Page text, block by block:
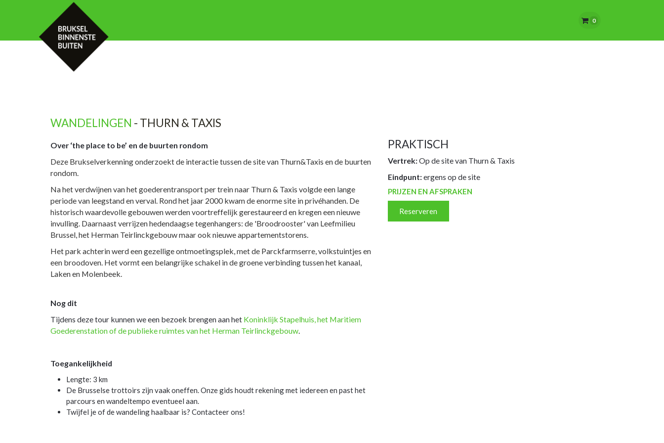
GESCHENKBONNEN0
WANDELINGEN - THURN & TAXIS
Over ‘the place to be’ en de buurten rondom
Deze Brukselverkenning onderzoekt de interactie tussen de site van Thurn&Taxis en de buurten
rondom.
Na het verdwijnen van het goederentransport per trein naar Thurn & Taxis volgde een lange
periode van leegstand en verval. Rond het jaar 2000 kwam de enorme site in privéhanden. De
historisch waardevolle gebouwen werden voortreffelijk gerestaureerd en kregen een nieuwe
invulling. Daarnaast verrijzen hedendaagse tegenhangers: de 'Broodrooster' van Leefmilieu
Brussel, het Herman Teirlinckgebouw maar ook nieuwe appartementstorens.
Het park achterin werd een gezellige ontmoetingsplek, met de Parckfarmserre, volkstuintjes en
een broodoven. Het vormt een belangrijke schakel in de groene verbinding tussen het kanaal,
Laken en Molenbeek.
Nog dit
Tijdens deze tour kunnen we een bezoek brengen aan het Koninklijk Stapelhuis,het Maritiem
Goederenstation of de publieke ruimtes van het Herman Teirlinckgebouw.
Toegankelijkheid
Lengte: 3 km
De Brusselse trottoirs zijn vaak oneffen. Onze gids houdt rekening met iedereen en past het
parcours en wandeltempo eventueel aan.
Twijfel je of de wandeling haalbaar is? Contacteer ons!
PRAKTISCH
Vertrek:Op de site van Thurn & Taxis
Eindpunt:ergens op de site
PRIJZEN EN AFSPRAKEN
Reserveren